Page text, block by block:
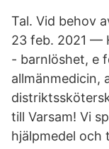
Tal. Vid behov
23 feb. 2021 —
- barnlöshet, e
allmänmedicin,
till Varsam! Vi
hjälpmedel och